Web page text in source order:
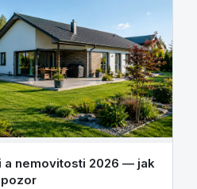
a nemovitosti 2026 — jak